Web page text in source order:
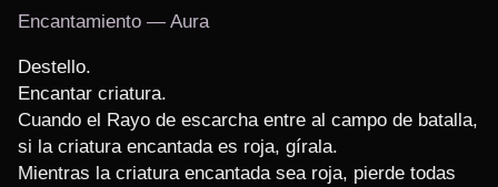
Encantamiento — Aura
Destello.
Encantar criatura.
Cuando el Rayo de escarcha entre al campo de batalla,
si la criatura encantada es roja, gírala.
Mientras la criatura encantada sea roja, pierde todas